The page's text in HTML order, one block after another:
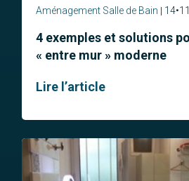
Aménagement Salle de Bain
4 exemples et solutions
« entre mur » moderne
Lire l’article